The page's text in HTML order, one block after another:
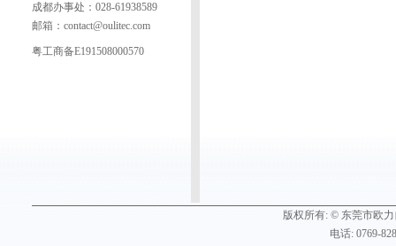
成都办事处：028-61938589
邮箱： contact@oulitec.com
粤工商备E191508000570
版权所有: © 东莞市欧
电话: 0769-